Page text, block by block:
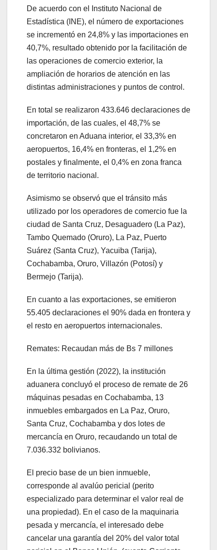
De acuerdo con el Instituto Nacional de
Estadística (INE), el número de exportaciones
se incrementó en 24,8% y las importaciones en
40,7%, resultado obtenido por la facilitación de
las operaciones de comercio exterior, la
ampliación de horarios de atención en las
distintas administraciones y puntos de control.
En total se realizaron 433.646 declaraciones de
importación, de las cuales, el 48,7% se
concretaron en Aduana interior, el 33,3% en
aeropuertos, 16,4% en fronteras, el 1,2% en
postales y finalmente, el 0,4% en zona franca
de territorio nacional.
Asimismo se observó que el tránsito más
utilizado por los operadores de comercio fue la
ciudad de Santa Cruz, Desaguadero (La Paz),
Tambo Quemado (Oruro), La Paz, Puerto
Suárez (Santa Cruz), Yacuiba (Tarija),
Cochabamba, Oruro, Villazón (Potosí) y
Bermejo (Tarija).
En cuanto a las exportaciones, se emitieron
55.405 declaraciones el 90% dada en frontera y
el resto en aeropuertos internacionales.
Remates: Recaudan más de Bs 7 millones
En la última gestión (2022), la institución
aduanera concluyó el proceso de remate de 26
máquinas pesadas en Cochabamba, 13
inmuebles embargados en La Paz, Oruro,
Santa Cruz, Cochabamba y dos lotes de
mercancía en Oruro, recaudando un total de
7.036.332 bolivianos.
El precio base de un bien inmueble,
corresponde al avalúo pericial (perito
especializado para determinar el valor real de
una propiedad). En el caso de la maquinaria
pesada y mercancía, el interesado debe
cancelar una garantía del 20% del valor total